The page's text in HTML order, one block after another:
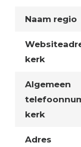
Naam regio
kerk
Algemeen
kerk
Adres